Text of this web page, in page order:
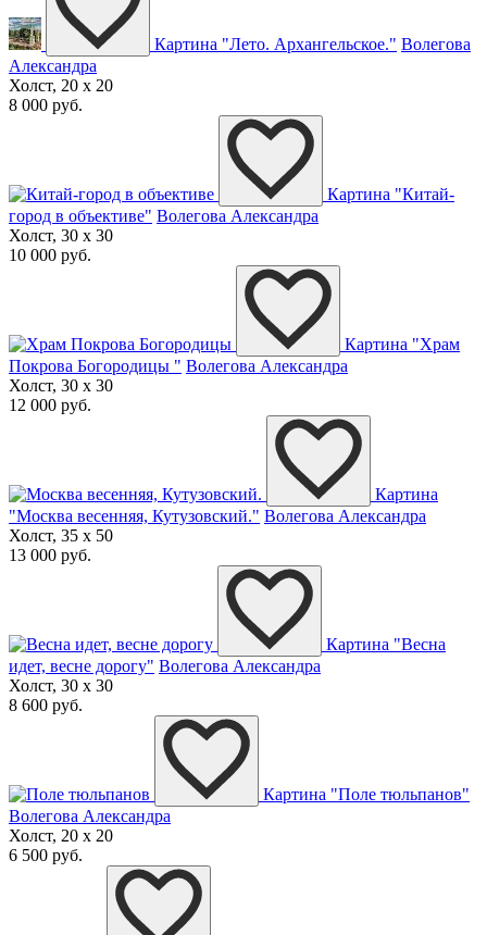
Картина "Лето. Архангельское." Волегова
Александра
Холст, 20 x 20
8 000 руб.
Картина "Китай-
город в объективе" Волегова Александра
Холст, 30 x 30
10 000 руб.
Картина "Храм
Покрова Богородицы " Волегова Александра
Холст, 30 x 30
12 000 руб.
Картина
"Москва весенняя, Кутузовский." Волегова Александра
Холст, 35 x 50
13 000 руб.
Картина "Весна
идет, весне дорогу" Волегова Александра
Холст, 30 x 30
8 600 руб.
Картина "Поле тюльпанов"
Волегова Александра
Холст, 20 x 20
6 500 руб.